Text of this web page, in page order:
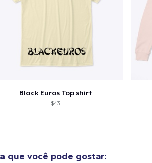
Black Euros Top shirt
$43
que você pode gostar: